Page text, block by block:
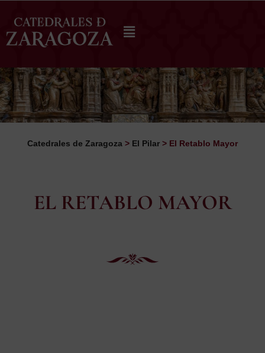
Catedrales de Zaragoza > El Pilar > El Retablo Mayor
EL RETABLO MAYOR